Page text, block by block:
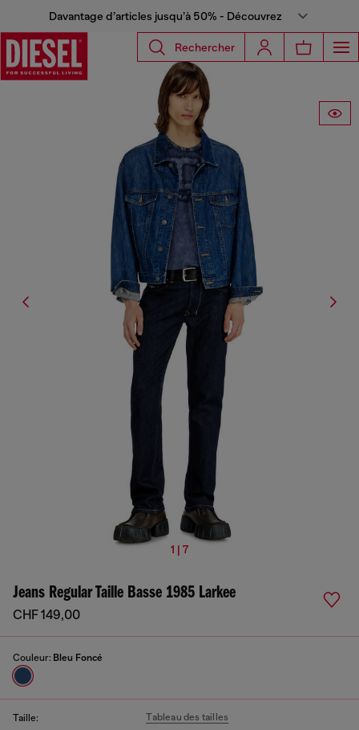
Davantage d’articles jusqu’à 50% - Découvrez
Rechercher
1 | 7
Jeans Regular Taille Basse 1985 Larkee
CHF 149,00
Couleur: Bleu Foncé
Taille: Tableau des tailles